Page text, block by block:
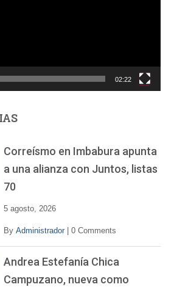
02:22
Correísmo en Imbabura apunta
a una alianza con Juntos, listas
70
5 agosto, 2026
By Administrador 0 Comments
Andrea Estefanía Chica
Campuzano, nueva como